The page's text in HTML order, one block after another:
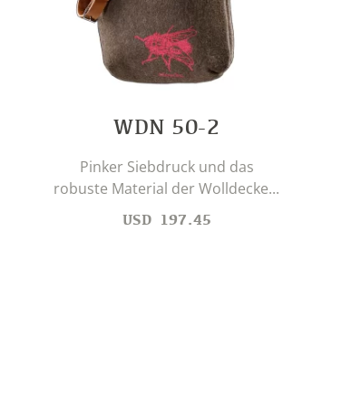
WDN 50-2
Pinker Siebdruck und das
robuste Material der Wolldecke...
USD 197.45